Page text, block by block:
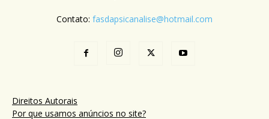
Contato: fasdapsicanalise@hotmail.com
Direitos Autorais
Por que usamos anúncios no site?